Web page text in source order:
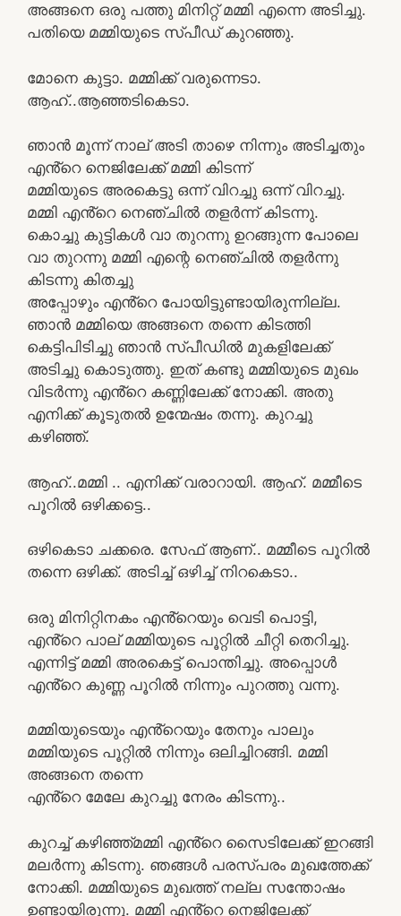
അങ്ങനെ ഒരു പത്തു മിനിറ്റ് മമ്മി എന്നെ അടിച്ചു.
പതിയെ മമ്മിയുടെ സ്പീഡ് കുറഞ്ഞു.
മോനെ കുട്ടാ. മമ്മിക്ക് വരുന്നെടാ.
ആഹ്..ആഞ്ഞടികെടാ.
ഞാൻ മൂന്ന് നാല് അടി താഴെ നിന്നും അടിച്ചതും
എൻ്റെ നെജിലേക്ക് മമ്മി കിടന്ന്
മമ്മിയുടെ അരകെട്ടു ഒന്ന് വിറച്ചു ഒന്ന് വിറച്ചു.
മമ്മി എൻ്റെ നെഞ്ചിൽ തളർന്ന് കിടന്നു.
കൊച്ചു കുട്ടികൾ വാ തുറന്നു ഉറങ്ങുന്ന പോലെ
വാ തുറന്നു മമ്മി എന്റെ നെഞ്ചിൽ തളർന്നു
കിടന്നു കിതച്ചു
അപ്പോഴും എൻ്റെ പോയിട്ടുണ്ടായിരുന്നില്ല.
ഞാൻ മമ്മിയെ അങ്ങനെ തന്നെ കിടത്തി
കെട്ടിപിടിച്ചു ഞാൻ സ്പീഡിൽ മുകളിലേക്ക്
അടിച്ചു കൊടുത്തു. ഇത് കണ്ടു മമ്മിയുടെ മുഖം
വിടർന്നു എൻ്റെ കണ്ണിലേക്ക് നോക്കി. അതു
എനിക്ക് കൂടുതൽ ഉന്മേഷം തന്നു. കുറച്ചു
കഴിഞ്ഞ്.
ആഹ്..മമ്മി .. എനിക്ക് വരാറായി. ആഹ്. മമ്മീടെ
പൂറിൽ ഒഴിക്കട്ടെ..
ഒഴികെടാ ചക്കരെ. സേഫ് ആണ്.. മമ്മീടെ പൂറിൽ
തന്നെ ഒഴിക്ക്. അടിച്ച് ഒഴിച്ച് നിറകെടാ..
ഒരു മിനിറ്റിനകം എൻ്റെയും വെടി പൊട്ടി,
എൻ്റെ പാല് മമ്മിയുടെ പൂറ്റിൽ ചീറ്റി തെറിച്ചു.
എന്നിട്ട് മമ്മി അരകെട്ട് പൊന്തിച്ചു. അപ്പൊൾ
എൻ്റെ കുണ്ണ പൂറിൽ നിന്നും പുറത്തു വന്നു.
മമ്മിയുടെയും എൻ്റെയും തേനും പാലും
മമ്മിയുടെ പൂറ്റിൽ നിന്നും ഒലിച്ചിറങ്ങി. മമ്മി
അങ്ങനെ തന്നെ
എൻ്റെ മേലേ കുറച്ചു നേരം കിടന്നു..
കുറച്ച് കഴിഞ്ഞ്മമ്മി എൻ്റെ സൈടിലേക്ക് ഇറങ്ങി
മലർന്നു കിടന്നു. ഞങ്ങൾ പരസ്പരം മുഖത്തേക്ക്
നോക്കി. മമ്മിയുടെ മുഖത്ത് നല്ല സന്തോഷം
ഉണ്ടായിരുന്നു. മമ്മി എൻ്റെ നെജിലേക്ക്